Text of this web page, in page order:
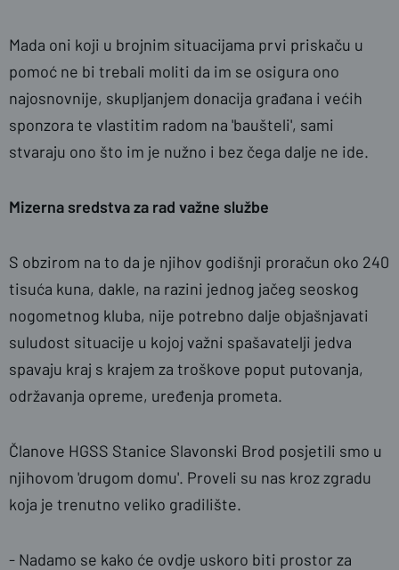
Mada oni koji u brojnim situacijama prvi priskaču u
pomoć ne bi trebali moliti da im se osigura ono
najosnovnije, skupljanjem donacija građana i većih
sponzora te vlastitim radom na 'baušteli', sami
stvaraju ono što im je nužno i bez čega dalje ne ide.
Mizerna sredstva za rad važne službe
S obzirom na to da je njihov godišnji proračun oko 240
tisuća kuna, dakle, na razini jednog jačeg seoskog
nogometnog kluba, nije potrebno dalje objašnjavati
suludost situacije u kojoj važni spašavatelji jedva
spavaju kraj s krajem za troškove poput putovanja,
održavanja opreme, uređenja prometa.
Članove HGSS Stanice Slavonski Brod posjetili smo u
njihovom 'drugom domu'. Proveli su nas kroz zgradu
koja je trenutno veliko gradilište.
- Nadamo se kako će ovdje uskoro biti prostor za